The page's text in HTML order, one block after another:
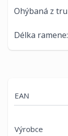
Ohýbaná z
Délka
EAN
Výrobce